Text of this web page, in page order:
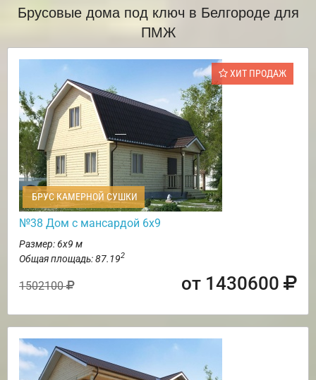
Брусовые дома под ключ в Белгороде для
ПМЖ
ХИТ ПРОДАЖ
БРУС КАМЕРНОЙ СУШКИ
№38 Дом с мансардой 6х9
Размер: 6х9 м
Общая площадь: 87.192
1502100 от 1430600